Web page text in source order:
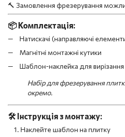
🔨 Замовлення фрезерування
📦Комплектація:
Натискачі (направляючі
Магнітні монтажні кутики
Шаблон-наклейка для вирізання
Набір для фрезерування
окремо.
🛠️ Інструкція з монтажу:
Наклейте шаблон на плитку